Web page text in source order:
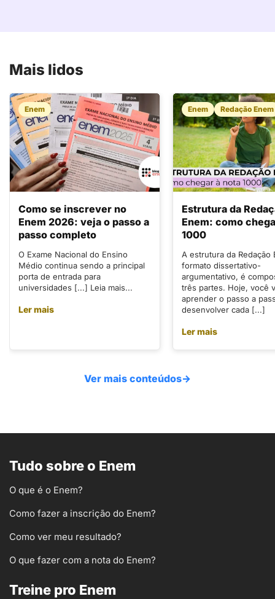
Mais lidos
Enem
Como se inscrever no
Enem 2026: veja o passo a
passo completo
O Exame Nacional do Ensino
Médio continua sendo a principal
porta de entrada para
universidades [...] Leia mais...
Ler mais
Enem Redação Enem
Estrutura da
Enem: como
1000
A estrutura da Redação
formato dissertativo-
argumentativo, é
três partes. Hoje, você
aprender o passo a
desenvolver cada [...]
Ler mais
Ver mais conteúdos→
Tudo sobre o Enem
O que é o Enem?
Como fazer a inscrição do Enem?
Como ver meu resultado?
O que fazer com a nota do Enem?
Treine pro Enem